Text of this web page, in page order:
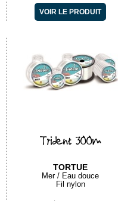
VOIR LE PRODUIT
Trident 300m
TORTUE
Mer / Eau douce
Fil nylon